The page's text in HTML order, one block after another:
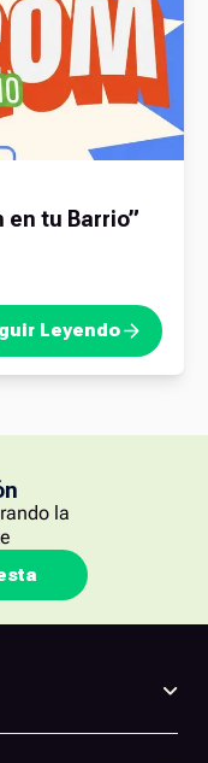
en tu Barrio”
Leyendo
la